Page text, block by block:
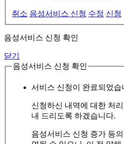
취소 음성서비스 신청 수정 신청
음성서비스 신청 확인
닫기
음성서비스 신청 확인
서비스 신청이 완료되었습
신청하신 내역에 대한 처
내 드리도록 하겠습니다.
음성서비스 신청 증가 등